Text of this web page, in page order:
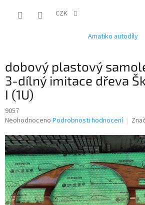
CZK
Amatiko autodíly
dobový plastový
3-dílný imitace dřeva
I (1U)
9057
Průměrné
produktu
je
0,0
z
5
hvězdiček.
Neohodnoceno Podrobnosti hodnocení